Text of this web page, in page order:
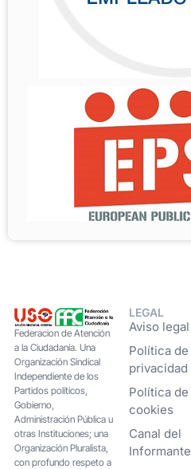
Federacion de Atención
a la Ciudadanía. Una
Organización Sindical
Independiente de los
Partidos políticos,
Gobierno,
Administración Pública u
otras Instituciones; una
Organización Pluralista,
con profundo respeto a
LEGAL
Aviso legal
Política de
privacidad
Política de
cookies
Canal del
Informante